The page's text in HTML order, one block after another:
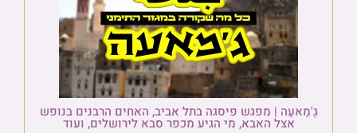
גַ'מַאעַה | מפגש פיסגה בתל אביב, האחים הרבנים בנופש
אצל האבא, מי הגיע מכפר סבא לירושלים, ועוד